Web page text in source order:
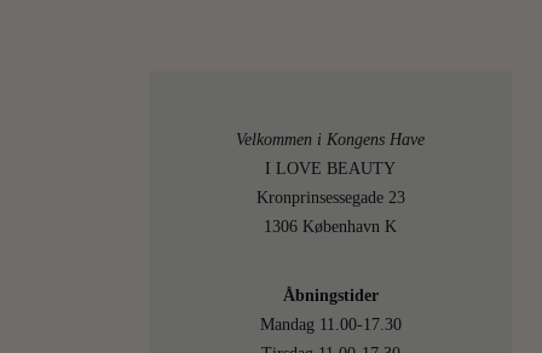
Velkommen i Kongens Have
I LOVE BEAUTY
Kronprinsessegade 23
1306 København K
Åbningstider
Mandag 11.00-17.30